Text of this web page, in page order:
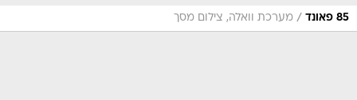
85 פאונד / מערכת וואלה, צילום מסך